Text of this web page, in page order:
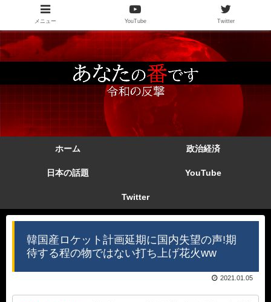
ホーム 政治経済
日本の話題 YouTube
Twitter
韓国産ロケット計画延期に国内失望の声!期
待する程の物ではない打ち上げ花火ww
2021.01.05
メニュー YouTube Twitter